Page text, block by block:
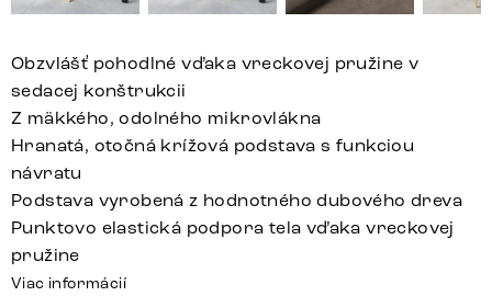
Obzvlášť pohodlné vďaka vreckovej pružine v
sedacej konštrukcii
Z mäkkého, odolného mikrovlákna
Hranatá, otočná krížová podstava s funkciou
návratu
Podstava vyrobená z hodnotného dubového dreva
Punktovo elastická podpora tela vďaka vreckovej
pružine
Viac informácií